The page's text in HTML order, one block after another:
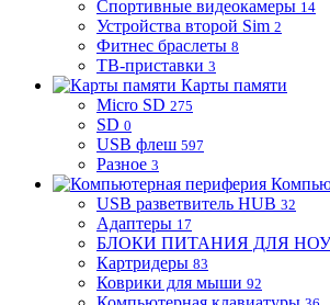
Спортивные видеокамеры 14
Устройства второй Sim 2
Фитнес браслеты 8
ТВ-приставки 3
Карты памяти
Micro SD 275
SD 0
USB флеш 597
Разное 3
USB разветвитель HUB 32
Адаптеры 17
БЛОКИ ПИТАНИЯ ДЛЯ
Картридеры 83
Коврики для мыши 92